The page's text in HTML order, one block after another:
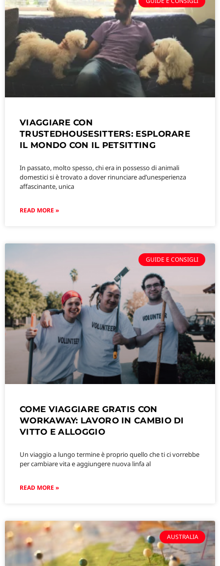
VIAGGIARE CON
TRUSTEDHOUSESITTERS: ESPLORARE
IL MONDO CON IL PETSITTING
In passato, molto spesso, chi era in possesso di animali
domestici si è trovato a dover rinunciare ad’unesperienza
affascinante, unica
READ MORE »
GUIDE E CONSIGLI
COME VIAGGIARE GRATIS CON
WORKAWAY: LAVORO IN CAMBIO DI
VITTO E ALLOGGIO
Un viaggio a lungo termine è proprio quello che ti ci vorrebbe
per cambiare vita e aggiungere nuova linfa al
READ MORE »
AUSTRALIA